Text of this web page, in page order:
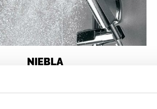
NIEBLA
waterbesparende doch